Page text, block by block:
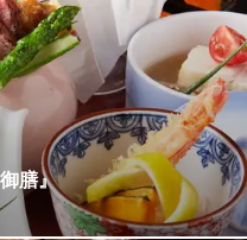
りと本格日本料理をご提供
鮨」の旨さを受け継ぐ料理
時期の旬の魚を厳選し、職
。お客様のお好みに合わせ
お好みをお申し付けくださ
膳』